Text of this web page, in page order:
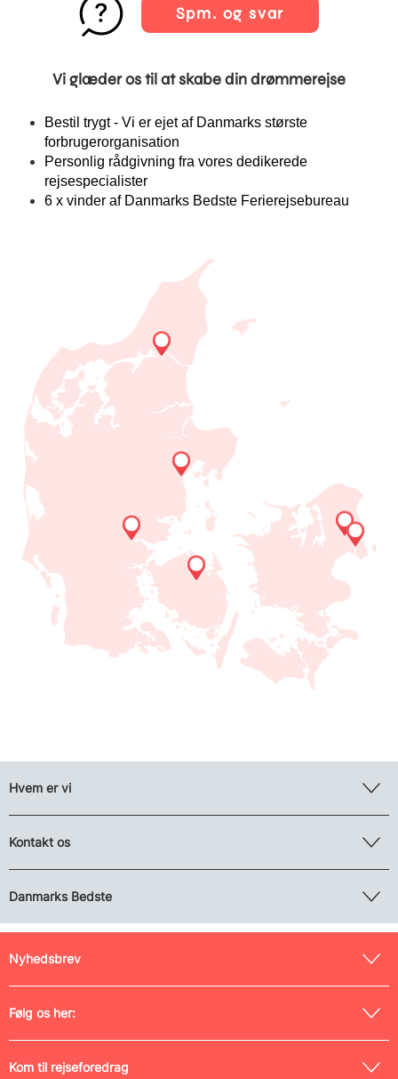
Spm. og svar
Vi glæder os til at skabe din drømmerejse
Bestil trygt - Vi er ejet af Danmarks største
forbrugerorganisation
Personlig rådgivning fra vores dedikerede
rejsespecialister
6 x vinder af Danmarks Bedste Ferierejsebureau
Hvem er vi
Kontakt os
Danmarks Bedste
Nyhedsbrev
Følg os her:
Kom til rejseforedrag